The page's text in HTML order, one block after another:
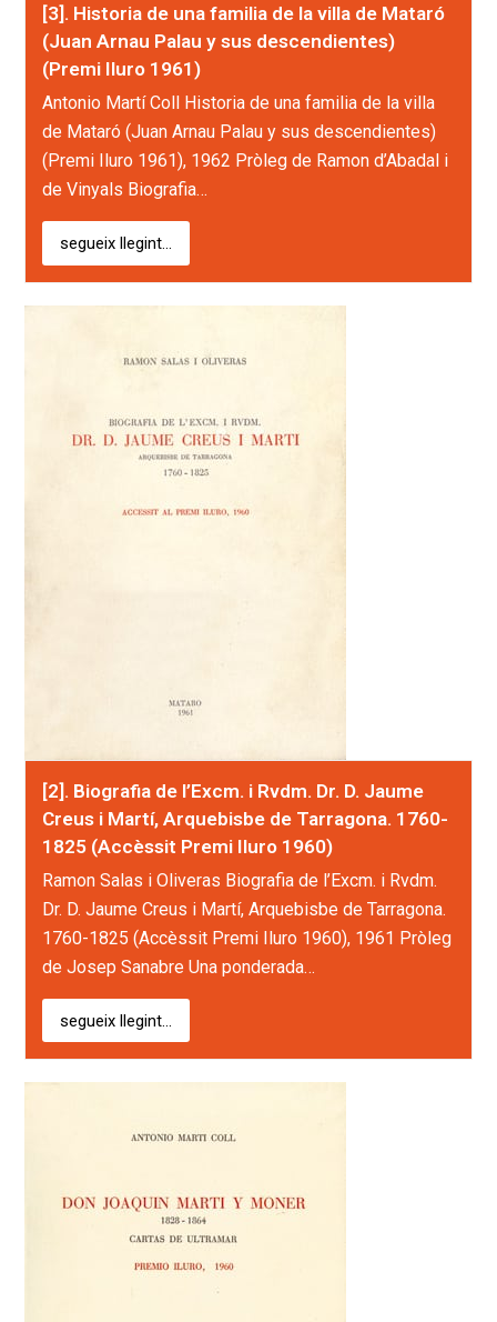
[3]. Historia de una familia de la villa de Mataró
(Juan Arnau Palau y sus descendientes)
(Premi Iluro 1961)
Antonio Martí Coll Historia de una familia de la villa
de Mataró (Juan Arnau Palau y sus descendientes)
(Premi Iluro 1961), 1962 Pròleg de Ramon d’Abadal i
de Vinyals Biografia…
segueix llegint...
[2]. Biografia de l’Excm. i Rvdm. Dr. D. Jaume
Creus i Martí, Arquebisbe de Tarragona. 1760-
1825 (Accèssit Premi Iluro 1960)
Ramon Salas i Oliveras Biografia de l’Excm. i Rvdm.
Dr. D. Jaume Creus i Martí, Arquebisbe de Tarragona.
1760-1825 (Accèssit Premi Iluro 1960), 1961 Pròleg
de Josep Sanabre Una ponderada…
segueix llegint...